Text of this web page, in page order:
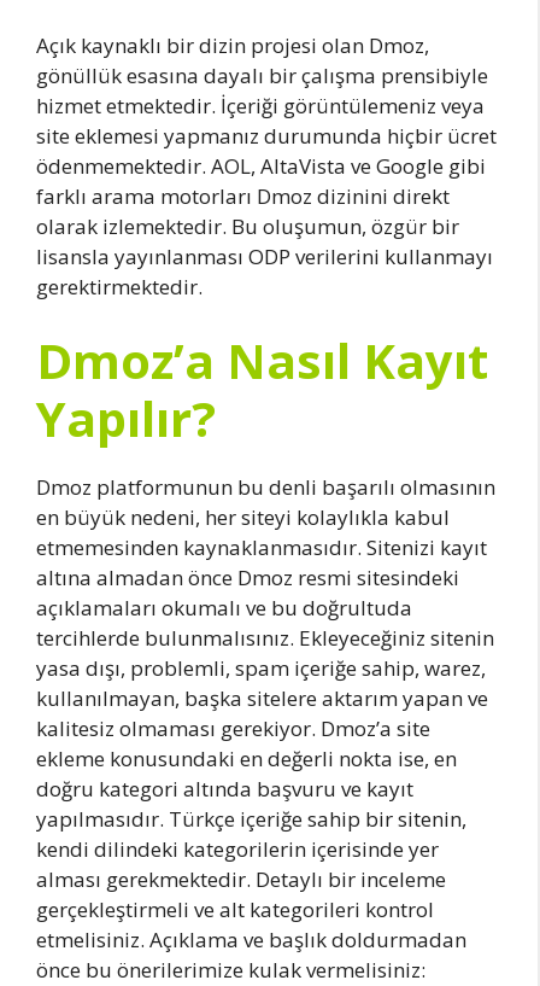
Açık kaynaklı bir dizin projesi olan Dmoz,
gönüllük esasına dayalı bir çalışma prensibiyle
hizmet etmektedir. İçeriği görüntülemeniz veya
site eklemesi yapmanız durumunda hiçbir ücret
ödenmemektedir. AOL, AltaVista ve Google gibi
farklı arama motorları Dmoz dizinini direkt
olarak izlemektedir. Bu oluşumun, özgür bir
lisansla yayınlanması ODP verilerini kullanmayı
gerektirmektedir.
Dmoz’a Nasıl Kayıt
Yapılır?
Dmoz platformunun bu denli başarılı olmasının
en büyük nedeni, her siteyi kolaylıkla kabul
etmemesinden kaynaklanmasıdır. Sitenizi kayıt
altına almadan önce Dmoz resmi sitesindeki
açıklamaları okumalı ve bu doğrultuda
tercihlerde bulunmalısınız. Ekleyeceğiniz sitenin
yasa dışı, problemli, spam içeriğe sahip, warez,
kullanılmayan, başka sitelere aktarım yapan ve
kalitesiz olmaması gerekiyor. Dmoz’a site
ekleme konusundaki en değerli nokta ise, en
doğru kategori altında başvuru ve kayıt
yapılmasıdır. Türkçe içeriğe sahip bir sitenin,
kendi dilindeki kategorilerin içerisinde yer
alması gerekmektedir. Detaylı bir inceleme
gerçekleştirmeli ve alt kategorileri kontrol
etmelisiniz. Açıklama ve başlık doldurmadan
önce bu önerilerimize kulak vermelisiniz: